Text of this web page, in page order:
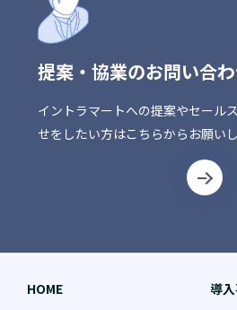
提案・協業のお問い合
イントラマートへの提案やセール
せをしたい方はこちらからお願いし
HOME 導